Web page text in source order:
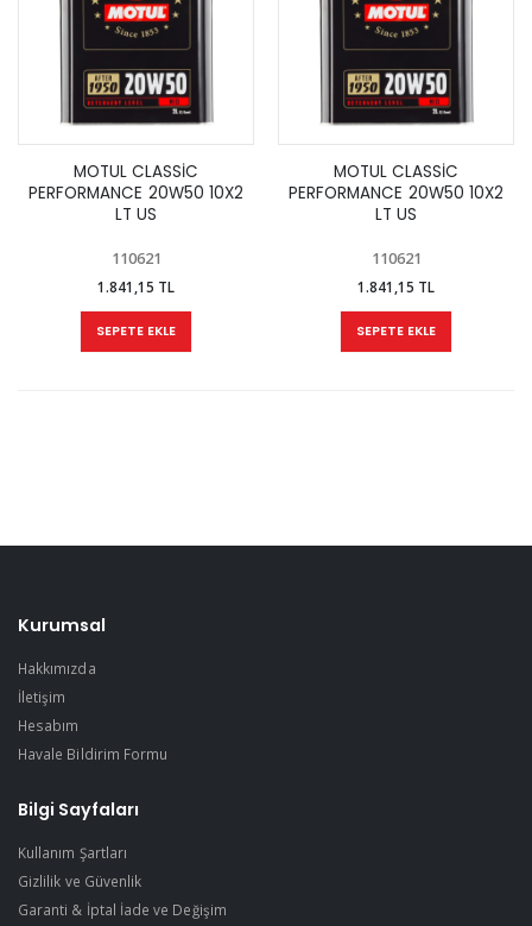
MOTUL CLASSİC
PERFORMANCE 20W50 10X2
LT US
110621
1.841,15 TL
SEPETE EKLE
MOTUL CLASSİC
PERFORMANCE 20W50 10X2
LT US
110621
1.841,15 TL
SEPETE EKLE
Kurumsal
Hakkımızda
İletişim
Hesabım
Havale Bildirim Formu
Bilgi Sayfaları
Kullanım Şartları
Gizlilik ve Güvenlik
Garanti & İptal İade ve Değişim